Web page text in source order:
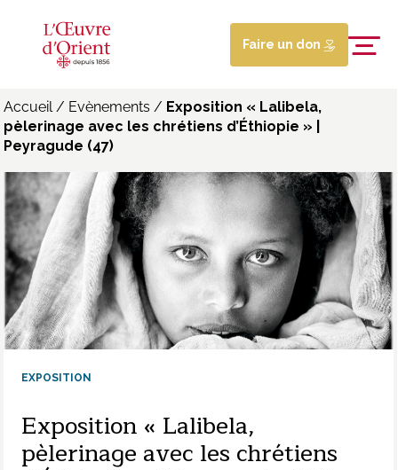
Faire un don
Accueil/ Evènements / Exposition « Lalibela,
pèlerinage avec les chrétiens d’Éthiopie » |
Peyragude (47)
EXPOSITION
Exposition « Lalibela,
pèlerinage avec les chrétiens